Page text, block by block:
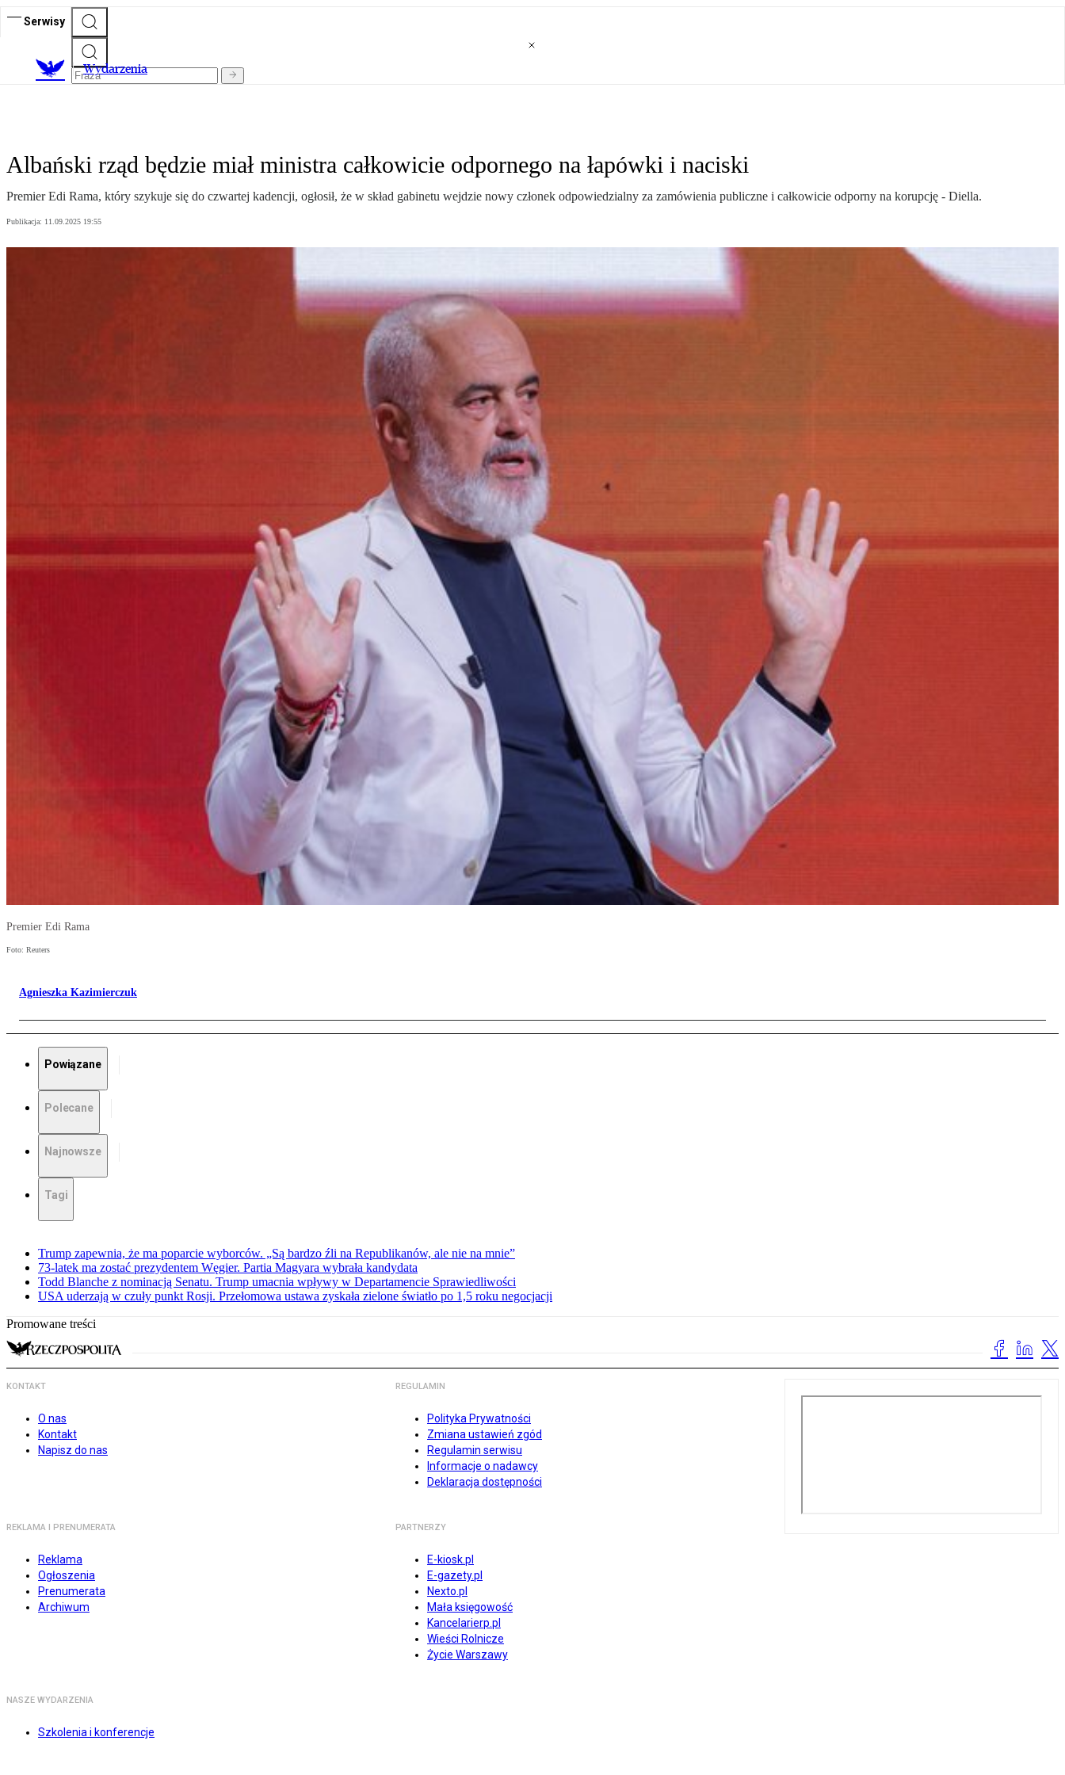
Serwisy
Wydarzenia
Albański rząd będzie miał ministra całkowicie odpornego na łapówki i naciski
Premier Edi Rama, który szykuje się do czwartej kadencji, ogłosił, że w skład gabinetu wejdzie nowy członek odpowiedzialny za zamówienia publiczne i całkowicie odporny na korupcję - Diella.
Publikacja: 11.09.2025 19:55
Premier Edi Rama
Foto: Reuters
Agnieszka Kazimierczuk
Powiązane
Polecane
Najnowsze
Tagi
Trump zapewnia, że ma poparcie wyborców. „Są bardzo źli na Republikanów, ale nie na mnie”
73-latek ma zostać prezydentem Węgier. Partia Magyara wybrała kandydata
Todd Blanche z nominacją Senatu. Trump umacnia wpływy w Departamencie Sprawiedliwości
USA uderzają w czuły punkt Rosji. Przełomowa ustawa zyskała zielone światło po 1,5 roku negocjacji
Promowane treści
KONTAKT
O nas
Kontakt
Napisz do nas
REGULAMIN
Polityka Prywatności
Zmiana ustawień zgód
Regulamin serwisu
Informacje o nadawcy
Deklaracja dostępności
REKLAMA I PRENUMERATA
Reklama
Ogłoszenia
Prenumerata
Archiwum
PARTNERZY
E-kiosk.pl
E-gazety.pl
Nexto.pl
Mała księgowość
Kancelarierp.pl
Wieści Rolnicze
Życie Warszawy
NASZE WYDARZENIA
Szkolenia i konferencje